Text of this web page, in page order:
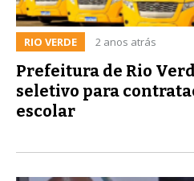
RIO VERDE 2 anos atrás
Prefeitura de Rio
seletivo para
escolar